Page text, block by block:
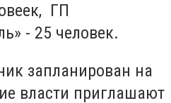
ГП
- 25 человек.
запланирован на
власти приглашают